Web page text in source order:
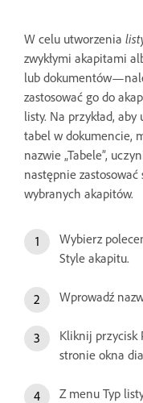
W celu utworzenia
zwykłymi akapitami
lub
zastosować go do
listy. Na przykład,
tabel w dokumencie,
nazwie „Tabele”,
następnie zastosować
wybranych akapitów.
Wybierz
Style akapitu.
Wprowadź
Kliknij przycisk
stronie okna
Z menu Typ